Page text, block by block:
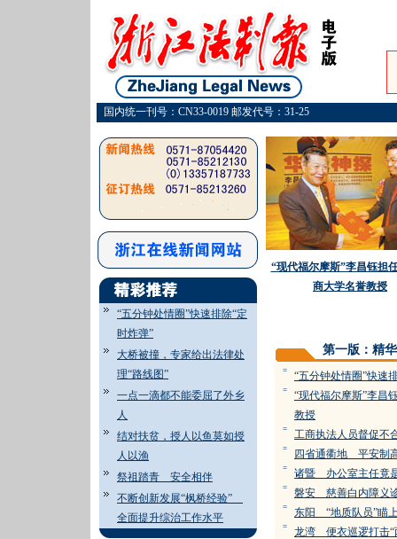
国内统一刊号：CN33-0019 邮发代号：31-25
“五分钟处情圈”快速排除“定
时炸弹”
大桥被撞，专家给出法律处
理“路线图”
一点一滴都不能委屈了外乡
人
结对扶贫，授人以鱼莫如授
人以渔
祭祖踏青 安全相伴
不断创新发展“枫桥经验”
全面提升综治工作水平
“现代福尔摩斯”李昌钰担
商大学名誉教授
第一版：精
= “五分钟处情圈”快速
=
“现代福尔摩斯”李昌
教授
= 工商执法人员督促不
= 四省通衢地 平安制
= 诸暨 办公室主任竟
= 磐安 慈善白内障义
= 东阳 “地质队员”瞄
= 龙湾 便衣巡逻打击“